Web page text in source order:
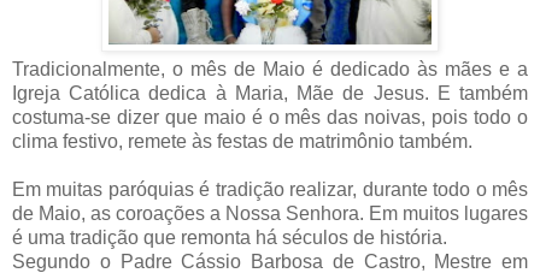
Tradicionalmente, o mês de Maio é dedicado às mães e a
Igreja Católica dedica à Maria, Mãe de Jesus. E também
costuma-se dizer que maio é o mês das noivas, pois todo o
clima festivo, remete às festas de matrimônio também.
Em muitas paróquias é tradição realizar, durante todo o mês
de Maio, as coroações a Nossa Senhora. Em muitos lugares
é uma tradição que remonta há séculos de história.
Segundo o Padre Cássio Barbosa de Castro, Mestre em